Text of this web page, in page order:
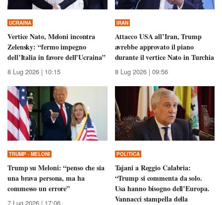
UCRAINA
Vertice Nato, Meloni incontra
Zelensky: “fermo impegno
dell’Italia in favore dell’Ucraina”
8 Lug 2026 | 10:15
IRAN
Attacco USA all’Iran, Trump
avrebbe approvato il piano
durante il vertice Nato in Turchia
8 Lug 2026 | 09:56
TRUMP - MELONI
Trump su Meloni: “penso che sia
una brava persona, ma ha
commesso un errore”
7 Lug 2026 | 17:06
POLITICA
Tajani a Reggio Calabria:
“Trump si commenta da solo.
Usa hanno bisogno dell’Europa.
Vannacci stampella della